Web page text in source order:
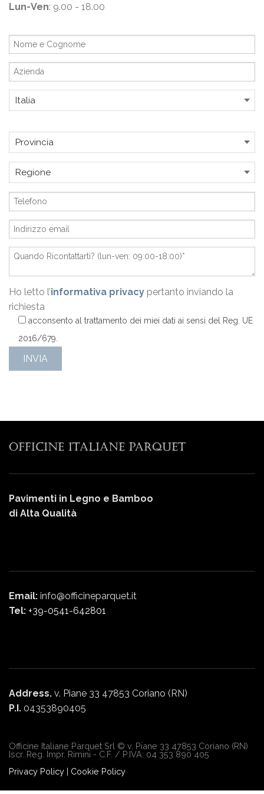
Lun-Ven: 9.00 - 18.00
Ho letto l’informativa privacy pertanto inviando la
richiesta
acconsento al trattamento dei miei dati ai sensi del Reg. UE
2016/679.
Pavimenti in Legno e Bamboo
di Alta Qualità
Email: info@officineparquet.it
Tel: +39-0541-642801
Address. v. Piane 33 47853 Coriano (RN)
P.I. 04353890405
Officine Italiane Parquet Srl © v. Piane 33 47853 Coriano (RN)
Iscr. Reg. Impr. Rimini - C.F. / P.IVA: 04 353 890 405
Privacy Policy | Cookie Policy